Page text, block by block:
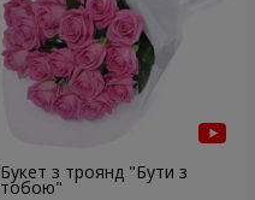
Букет з троянд "Бути з
тобою"